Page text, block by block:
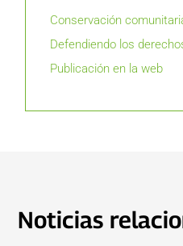
Conservación
Defendiendo los
Publicación en la web
Noticias